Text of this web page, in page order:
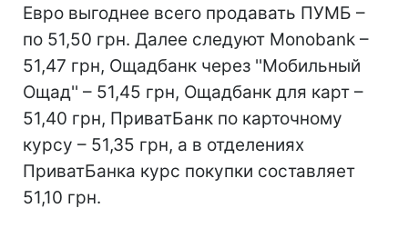
Евро выгоднее всего продавать ПУМБ –
по 51,50 грн. Далее следуют Monobank –
51,47 грн, Ощадбанк через ''Мобильный
Ощад'' – 51,45 грн, Ощадбанк для карт –
51,40 грн, ПриватБанк по карточному
курсу – 51,35 грн, а в отделениях
ПриватБанка курс покупки составляет
51,10 грн.